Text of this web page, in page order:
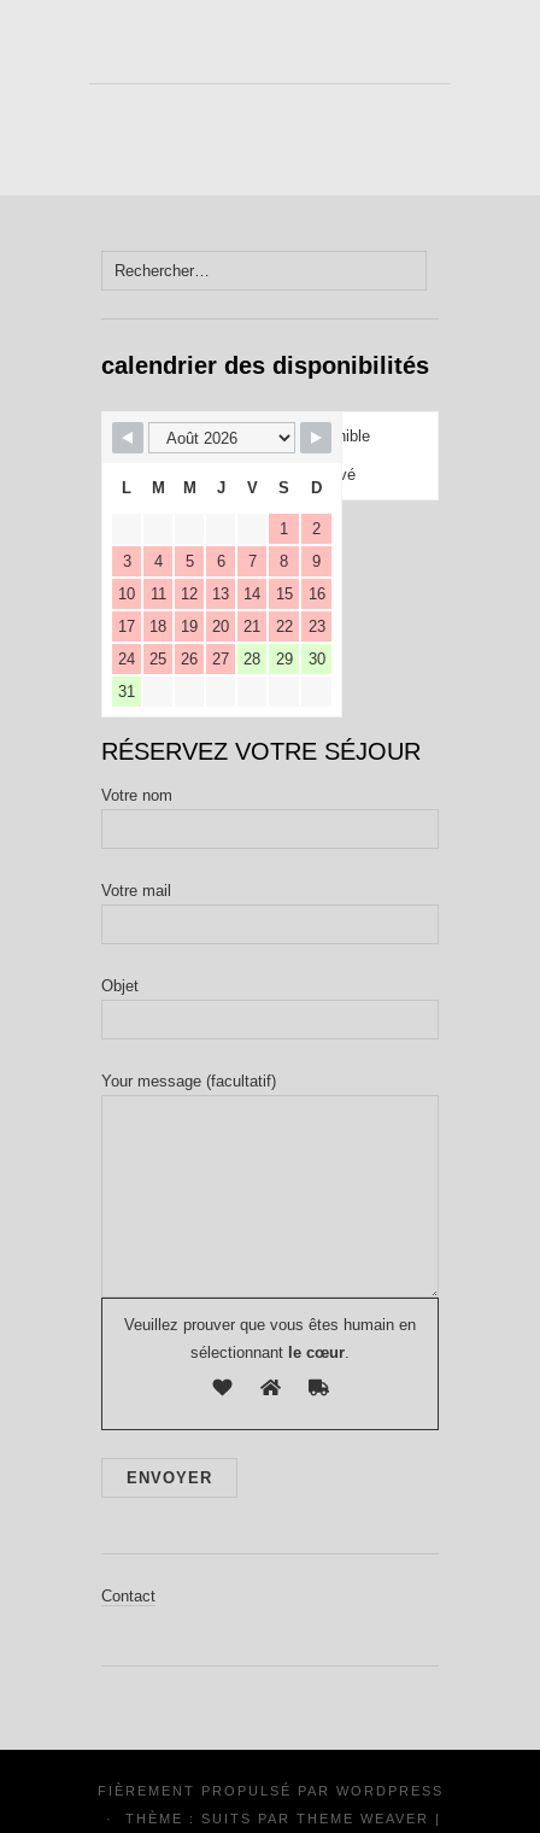
Rechercher :
calendrier des disponibilités
Disponible
Réservé
L M M J V S D
1
2
3
4 5 6 7 8
9
10
11 12 13 14 15
16
17
18 19 20 21 22
23
24
25 26 27 28 29
30
31
RÉSERVEZ VOTRE SÉJOUR
Votre nom
Votre mail
Objet
Your message (facultatif)
Veuillez prouver que vous êtes humain en
sélectionnant le cœur.
Contact
FIÈREMENT PROPULSÉ PAR WORDPRESS
·
THÈME : SUITS PAR THEME WEAVER |